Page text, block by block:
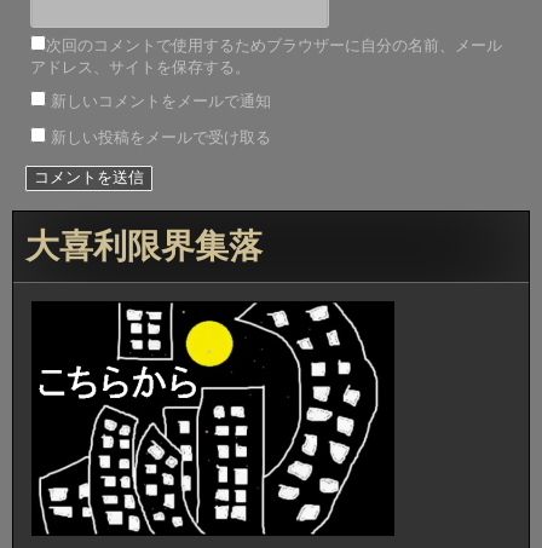
次回のコメントで使用するためブラウザーに自分の名前、メール
アドレス、サイトを保存する。
新しいコメントをメールで通知
新しい投稿をメールで受け取る
大喜利限界集落